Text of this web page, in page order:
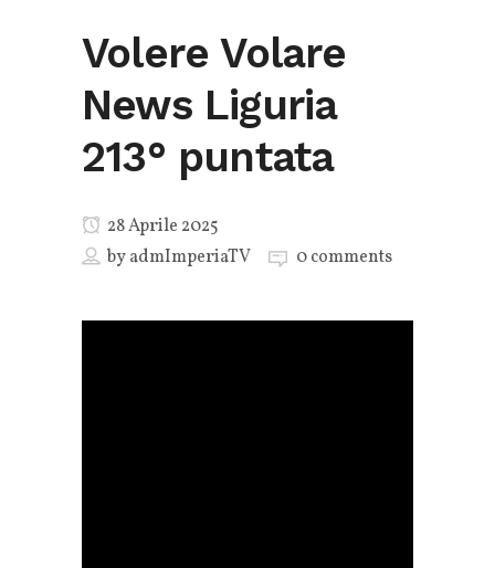
Volere Volare
News Liguria
213° puntata
28 Aprile 2025
byadmImperiaTV 0 comments